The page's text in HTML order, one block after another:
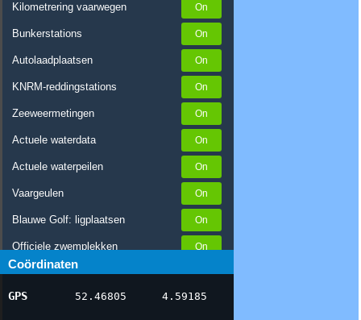
Kilometrering vaarwegen
Bunkerstations
Autolaadplaatsen
KNRM-reddingstations
Zeeweermetingen
Actuele waterdata
Actuele waterpeilen
Vaargeulen
Blauwe Golf: ligplaatsen
Officiele zwemplekken
Stremmingen/hinder
AIS scheepsposities
Coördinaten
GPS 52.46805 4.59185